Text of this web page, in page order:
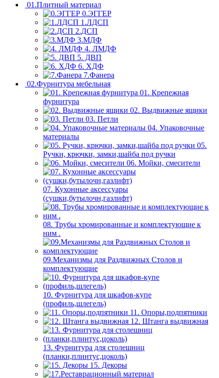
01.Плитный материал
0.ЭГГЕР
1.ЛДСП
2.ДСП
3.МДФ
4. ЛМДФ
5. ДВП
6. ХДФ
7.Фанера
02.Фурнитура мебельная
01. Крепежная
фурнитура
02. Выдвижные ящики
03. Петли
04. Упаковочные
материалы
05.
Ручки, крючки, замки,шайба под ручки
06. Мойки, смесители
07. Кухонные аксессуары
(сушки,бутылочн,газлифт)
08. Трубы хромированные и комплектующие к
ним .
09.Механизмы для Раздвижных Столов и
комплектующие
10. Фурнитура для шкафов-купе
(профиль,шлегель)
11. Опоры,подпятники
12. Штанга выдвижная
13. Фурнитура для столешниц
(планки,плинтус,цоколь)
15. Декоры